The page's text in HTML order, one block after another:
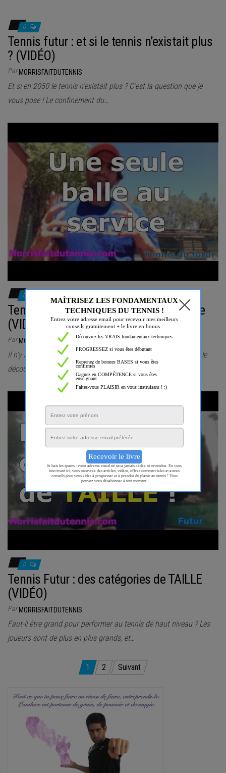
0
Tennis futur : et si le tennis n’existait plus
? (VIDÉO)
ParMORRISFAITDUTENNIS
Et si en 2050 le tennis n’existait plus ? C’est la question que je
vous pose ! Le confinement du…
0
Tennis Futur : une seule balle au service
(VIDÉO)
ParMORRISFAITDUTENNIS
Il n’y aura qu’une seule balle de service dans le futur ?! Venez le
découvrir dans cette vidéo ! Si…
0
Tennis Futur : des catégories de TAILLE
(VIDÉO)
ParMORRISFAITDUTENNIS
Faut-il être grand pour performer au tennis de haut niveau ? Les
joueurs sont de plus en plus grands, et…
publications
1 2 Suivant